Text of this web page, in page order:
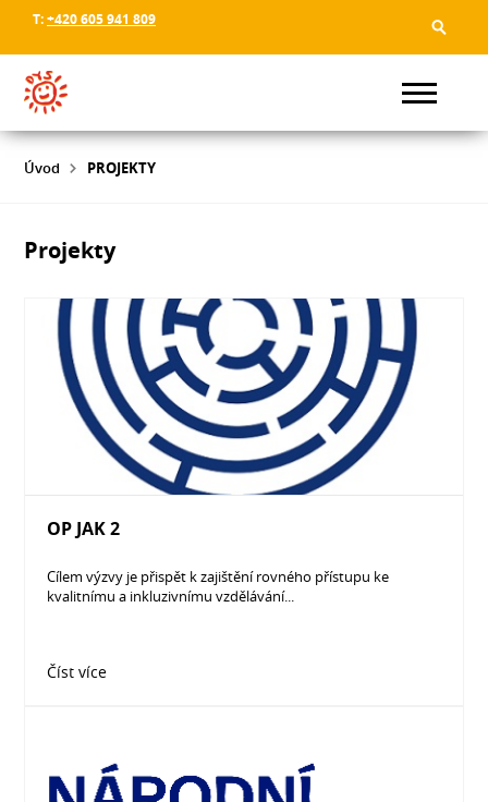
T:+420 605 941 809
Úvod PROJEKTY
Projekty
OP JAK 2
Cílem výzvy je přispět k zajištění rovného přístupu ke
kvalitnímu a inkluzivnímu vzdělávání...
Číst více